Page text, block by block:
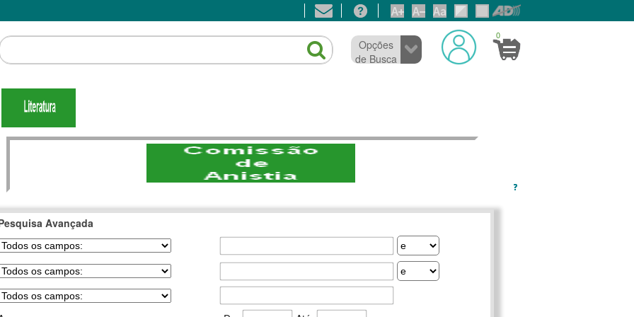
0
Opções
de Busca
Avançada